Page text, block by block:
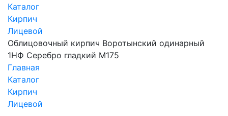
Каталог
Кирпич
Лицевой
Облицовочный кирпич Воротынский одинарный
1НФ Серебро гладкий М175
Главная
Каталог
Кирпич
Лицевой